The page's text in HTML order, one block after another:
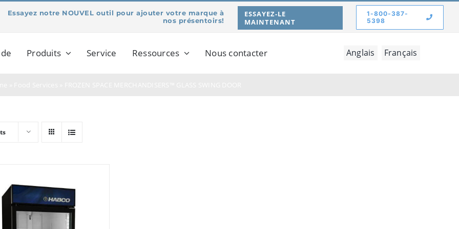
Essayez notre NOUVEL outil pour ajouter votre marque à
nos présentoirs!
ESSAYEZ-LE
MAINTENANT
1-800-387-
5398
Produits Service Ressources Nous contacter Anglais Français